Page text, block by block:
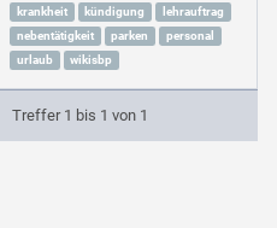
krankheit
kündigung
lehrauftrag
nebentätigkeit
parken
personal
urlaub
wikisbp
Treffer 1 bis 1 von 1